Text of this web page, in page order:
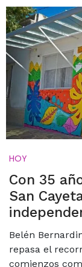
HOY
Con 35
San
Belén
repasa el
comienzos